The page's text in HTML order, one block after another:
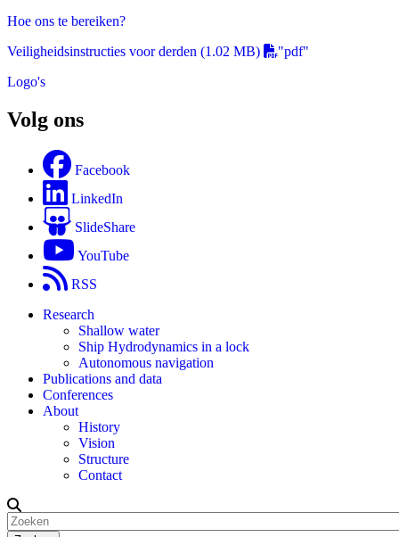
Hoe ons te bereiken?
Veiligheidsinstructies voor derden (1.02 MB)
"pdf"
Logo's
Volg ons
Facebook
LinkedIn
SlideShare
YouTube
RSS
Research
Shallow water
Ship Hydrodynamics in a lock
Autonomous navigation
Publications and data
Conferences
About
History
Vision
Structure
Contact
Zoeken